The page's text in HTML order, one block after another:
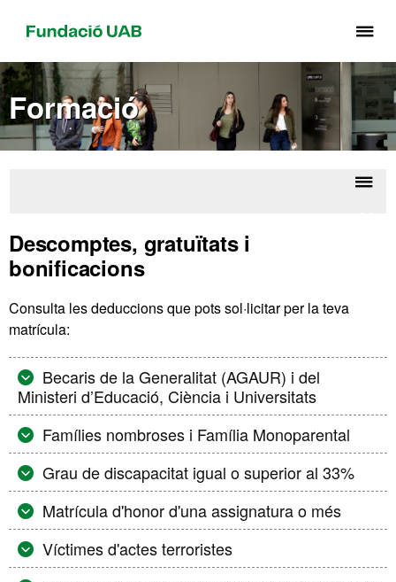
el
de
Formació
Descomptes, gratuïtats i
bonificacions
Consulta les deduccions que pots sol·licitar per la teva
matrícula:
Ministeri d’Educació, Ciència i Universitats
Famílies nombroses i Família Monoparental
Grau de discapacitat igual o superior al 33%
Matrícula d'honor d'una assignatura o més
Víctimes d'actes terroristes